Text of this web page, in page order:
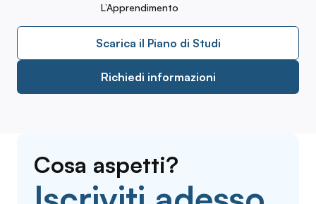
L’Apprendimento
Scarica il Piano di Studi
Richiedi informazioni
Cosa aspetti?